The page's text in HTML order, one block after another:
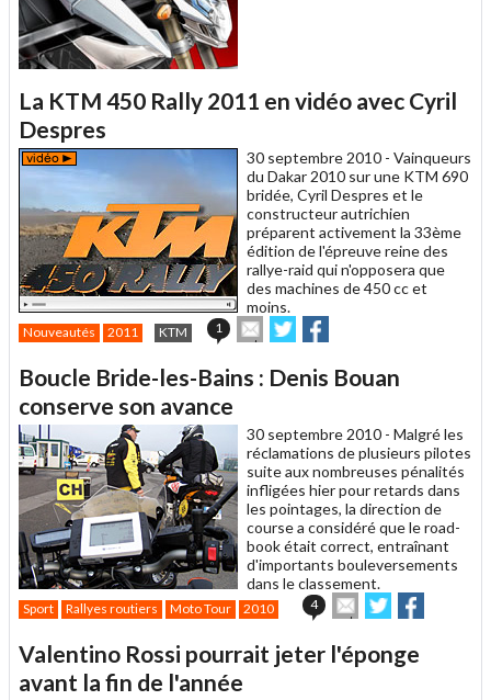
La KTM 450 Rally 2011 en vidéo avec Cyril
Despres
30 septembre 2010 - Vainqueurs
du Dakar 2010 sur une KTM 690
bridée, Cyril Despres et le
constructeur autrichien
préparent activement la 33ème
édition de l'épreuve reine des
rallye-raid qui n'opposera que
des machines de 450 cc et
moins.
Nouveautés 2011 KTM 1
Envoyer
cet
à
Partager
sur sur
Boucle Bride-les-Bains : Denis Bouan
conserve son avance
30 septembre 2010 - Malgré les
réclamations de plusieurs pilotes
suite aux nombreuses pénalités
infligées hier pour retards dans
les pointages, la direction de
course a considéré que le road-
book était correct, entraînant
d'importants bouleversements
dans le classement.
Sport Rallyes routiers Moto Tour 2010 4
Envoyer
cet
à
Partager
sur sur
Valentino Rossi pourrait jeter l'éponge
avant la fin de l'année